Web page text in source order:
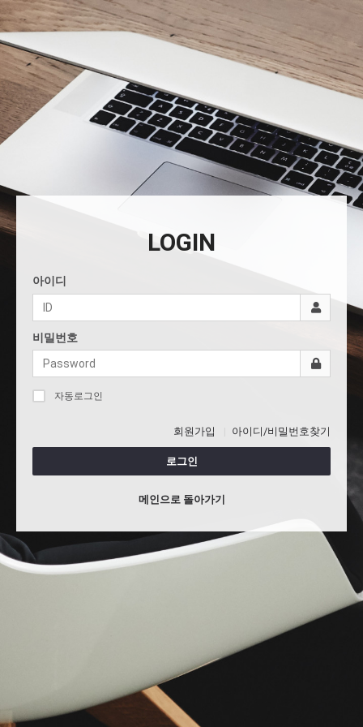
LOGIN
아이디
비밀번호
자동로그인
회원가입 아이디/비밀번호찾기
로그인
메인으로 돌아가기